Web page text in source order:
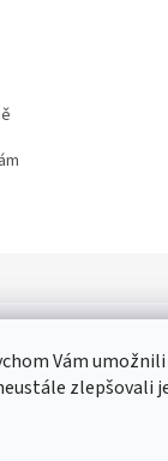
Vám
zlepšovali
ale zároveň
dlouhých cestách.